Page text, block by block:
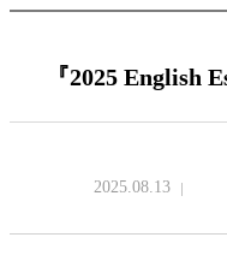
『2025 English
2025.08.13